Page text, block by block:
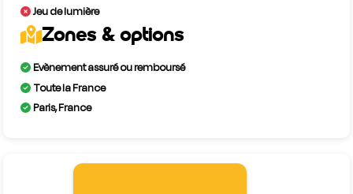
Jeu de lumière
Zones & options
Evènement assuré ou remboursé
Toute la France
Paris, France